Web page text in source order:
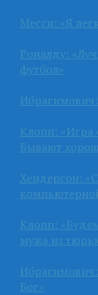
Месси: «Я
Роналду:
футбол»
Клопп: «Игра
Бывают
Хендерсон:
Клопп:
мужа из
Бог»